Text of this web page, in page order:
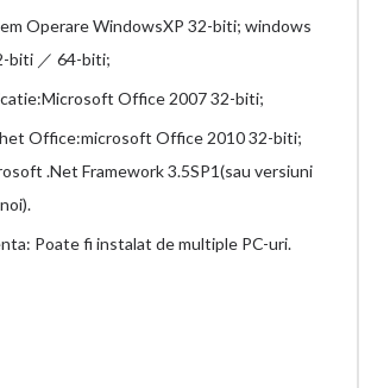
Operare WindowsXP 32-biti; windows
biti ／ 64-biti;
Office 2007 32-biti;
Office:microsoft Office 2010 32-biti;
.Net Framework 3.5SP1(sau versiuni
Poate fi instalat de multiple PC-uri.